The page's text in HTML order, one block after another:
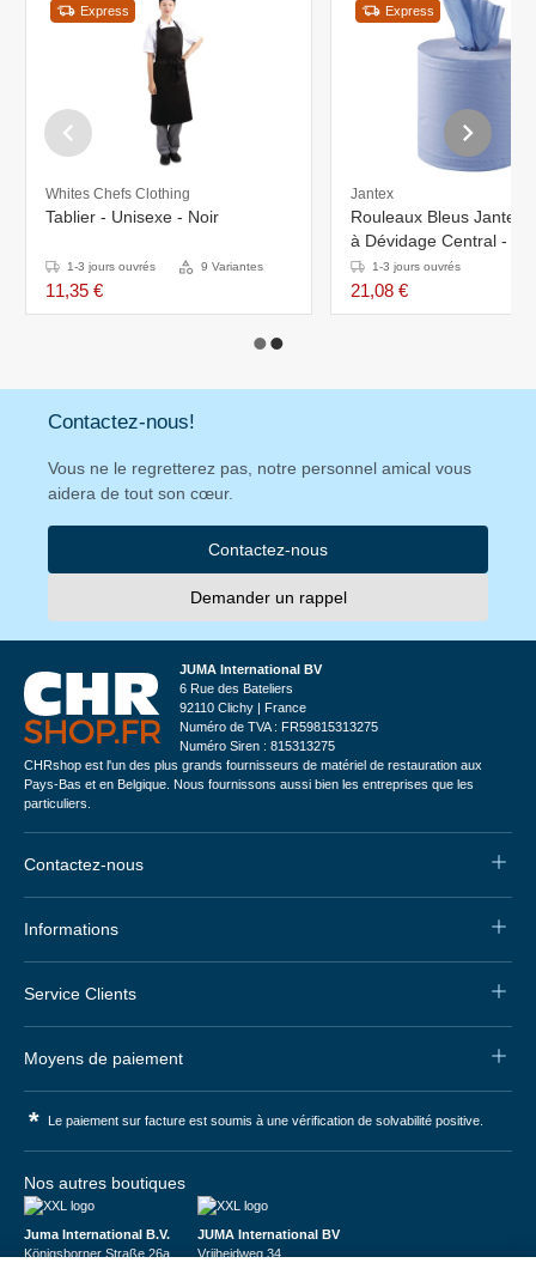
Express
Whites Chefs Clothing
Tablier - Unisexe - Noir
1-3 jours ouvrés 9 Variantes
11,35 €
Express
Jantex
Rouleaux Bleus Jantex
à Dévidage Central -
1-3 jours ouvrés
21,08 €
Contactez-nous!
Vous ne le regretterez pas, notre personnel amical vous
aidera de tout son cœur.
Contactez-nous
Demander un rappel
JUMA International BV
6 Rue des Bateliers
92110 Clichy | France
Numéro de TVA : FR59815313275
Numéro Siren : 815313275
CHRshop est l'un des plus grands fournisseurs de matériel de restauration aux
Pays-Bas et en Belgique. Nous fournissons aussi bien les entreprises que les
particuliers.
Contactez-nous
Informations
Service Clients
Moyens de paiement
* Le paiement sur facture est soumis à une vérification de solvabilité positive.
Nos autres boutiques
Juma International B.V.
Königsborner Straße 26a
JUMA International BV
Vrijheidweg 34